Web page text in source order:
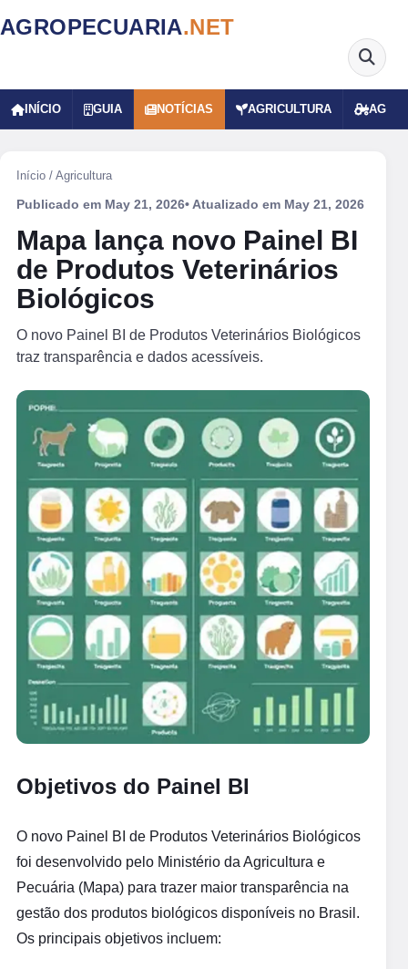
AGROPECUARIA.NET
INÍCIO GUIA NOTÍCIAS AGRICULTURA
Início / Agricultura
Publicado em May 21, 2026• Atualizado em May 21, 2026
Mapa lança novo Painel BI
de Produtos Veterinários
Biológicos
O novo Painel BI de Produtos Veterinários Biológicos
traz transparência e dados acessíveis.
Objetivos do Painel BI
O novo Painel BI de Produtos Veterinários Biológicos
foi desenvolvido pelo Ministério da Agricultura e
Pecuária (Mapa) para trazer maior transparência na
gestão dos produtos biológicos disponíveis no Brasil.
Os principais objetivos incluem: